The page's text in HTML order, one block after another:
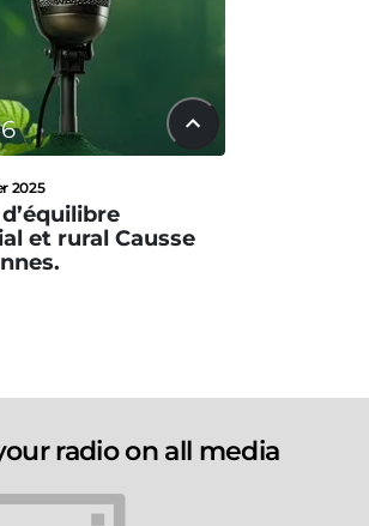
2025
et rural Causse
radio on all media